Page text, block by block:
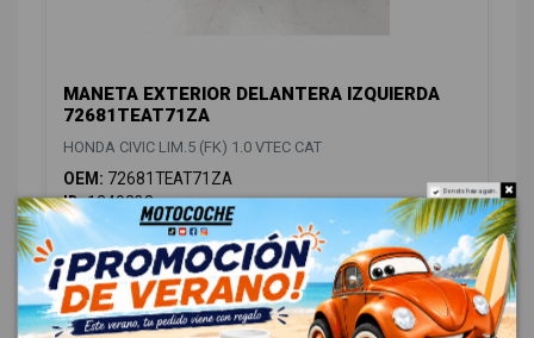
MANETA EXTERIOR DELANTERA IZQUIERDA
72681TEAT71ZA
HONDA CIVIC LIM.5 (FK) 1.0 VTEC CAT
OEM: 72681TEAT71ZA
ID:1249238
18,00 € Sin IVA
21,78 € Con IVA
Do not show again.